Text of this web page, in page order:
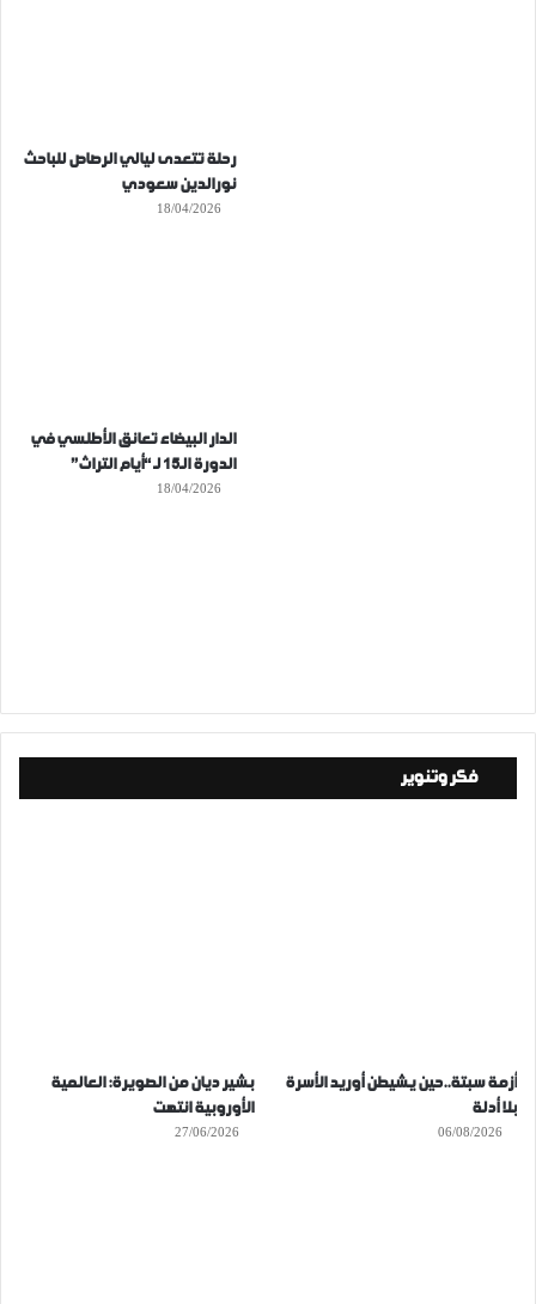
رحلة تتعدى ليالي الرصاص للباحث
نورالدين سعودي
18/04/2026
الدار البيضاء تعانق الأطلسي في
الدورة الـ15 لـ “أيام التراث”
18/04/2026
فكر وتنوير
أزمة سبتة..حين يشيطن أوريد الأسرة
بلا أدلة
06/08/2026
بشير ديان من الصويرة: العالمية
الأوروبية انتهت
27/06/2026